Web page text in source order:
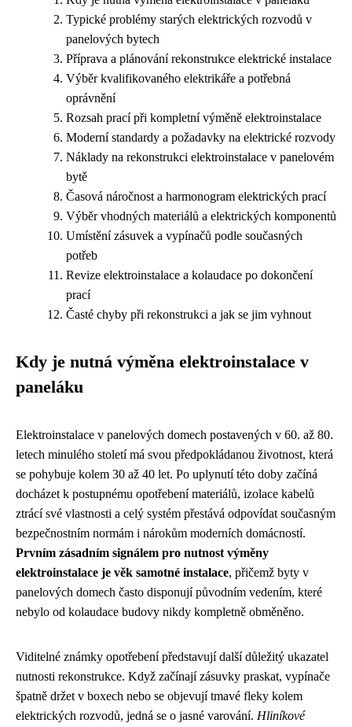
Typické problémy starých elektrických rozvodů v
panelových bytech
Příprava a plánování rekonstrukce elektrické instalace
Výběr kvalifikovaného elektrikáře a potřebná
oprávnění
Rozsah prací při kompletní výměně elektroinstalace
Moderní standardy a požadavky na elektrické rozvody
Náklady na rekonstrukci elektroinstalace v panelovém
bytě
Časová náročnost a harmonogram elektrických prací
Výběr vhodných materiálů a elektrických komponentů
Umístění zásuvek a vypínačů podle současných
potřeb
Revize elektroinstalace a kolaudace po dokončení
prací
Časté chyby při rekonstrukci a jak se jim vyhnout
Kdy je nutná výměna elektroinstalace v
paneláku
Elektroinstalace v panelových domech postavených v 60. až 80.
letech minulého století má svou předpokládanou životnost, která
se pohybuje kolem 30 až 40 let. Po uplynutí této doby začíná
docházet k postupnému opotřebení materiálů, izolace kabelů
ztrácí své vlastnosti a celý systém přestává odpovídat současným
bezpečnostním normám i nárokům moderních domácností.
Prvním zásadním signálem pro nutnost výměny
elektroinstalace je věk samotné instalace, přičemž byty v
panelových domech často disponují původním vedením, které
nebylo od kolaudace budovy nikdy kompletně obměněno.
Viditelné známky opotřebení představují další důležitý ukazatel
nutnosti rekonstrukce. Když začínají zásuvky praskat, vypínače
špatně držet v boxech nebo se objevují tmavé fleky kolem
elektrických rozvodů, jedná se o jasné varování. Hliníkové